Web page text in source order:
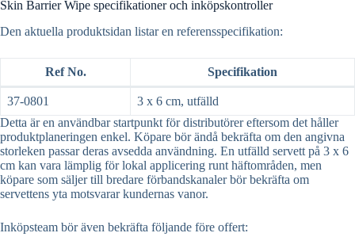
Skin Barrier Wipe specifikationer och inköpskontroller
Den aktuella produktsidan listar en referensspecifikation:
Ref No. Specifikation
37-0801
3 x 6 cm, utfälld
Detta är en användbar startpunkt för distributörer eftersom det håller
produktplaneringen enkel. Köpare bör ändå bekräfta om den angivna
storleken passar deras avsedda användning. En utfälld servett på 3 x 6
cm kan vara lämplig för lokal applicering runt häftområden, men
köpare som säljer till bredare förbandskanaler bör bekräfta om
servettens yta motsvarar kundernas vanor.
Inköpsteam bör även bekräfta följande före offert: